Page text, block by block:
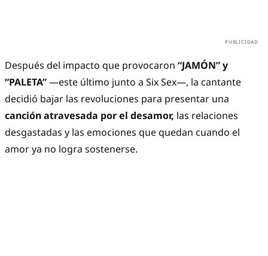
Después del impacto que provocaron “JAMÓN” y
“PALETA”—este último junto a Six Sex—, la cantante
decidió bajar las revoluciones para presentar una
canción atravesada por el desamor, las relaciones
desgastadas y las emociones que quedan cuando el
amor ya no logra sostenerse.